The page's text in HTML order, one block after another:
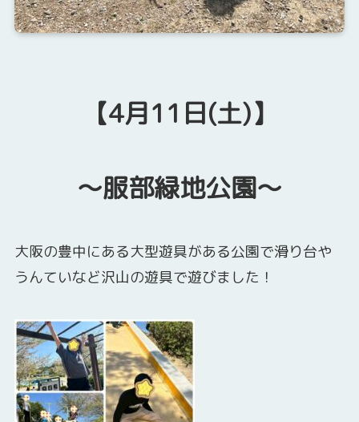
【4月11日(土)】
～服部緑地公園～
大阪の豊中にある大型遊具がある公園で滑り台や
うんていなど沢山の遊具で遊びました！